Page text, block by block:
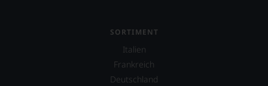
SORTIMENT
Italien
Frankreich
Deutschland